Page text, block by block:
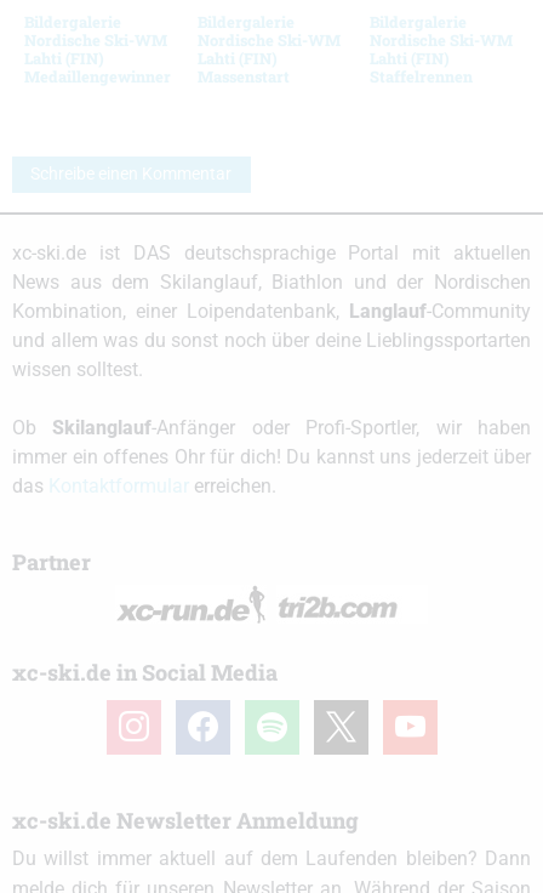
Bildergalerie
Nordische Ski-WM
Lahti (FIN)
Medaillengewinner
Bildergalerie
Nordische Ski-WM
Lahti (FIN)
Massenstart
Bildergalerie
Nordische Ski-WM
Lahti (FIN)
Staffelrennen
Schreibe einen Kommentar
xc-ski.de ist DAS deutschsprachige Portal mit aktuellen
News aus dem Skilanglauf, Biathlon und der Nordischen
Kombination, einer Loipendatenbank,
Langlauf-Community
und allem was du sonst noch über deine Lieblingssportarten
wissen solltest.
Ob Skilanglauf-Anfänger oder Profi-Sportler, wir haben
immer ein offenes Ohr für dich! Du kannst uns jederzeit über
das
erreichen.
Partner
xc-ski.de in Social Media
instagramfacebook spotify youtube
xc-ski.de Newsletter Anmeldung
Du willst immer aktuell auf dem Laufenden bleiben? Dann